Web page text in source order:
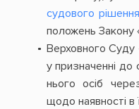
судового рішення
положень Закону
Верховного
у призначенні
нього осіб
щодо наявності в